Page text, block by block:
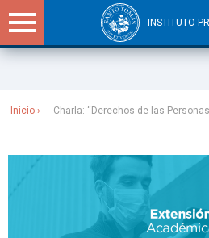
INSTITUTO
Inicio Charla: “Derechos de las